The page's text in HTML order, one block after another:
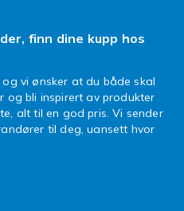
ledning. Dette
en lynrask
og opplev
tide å gi teknologien
finn dine kupp hos
vi ønsker at du både skal
og bli inspirert av produkter
alt til en god pris. Vi sender
til deg, uansett hvor